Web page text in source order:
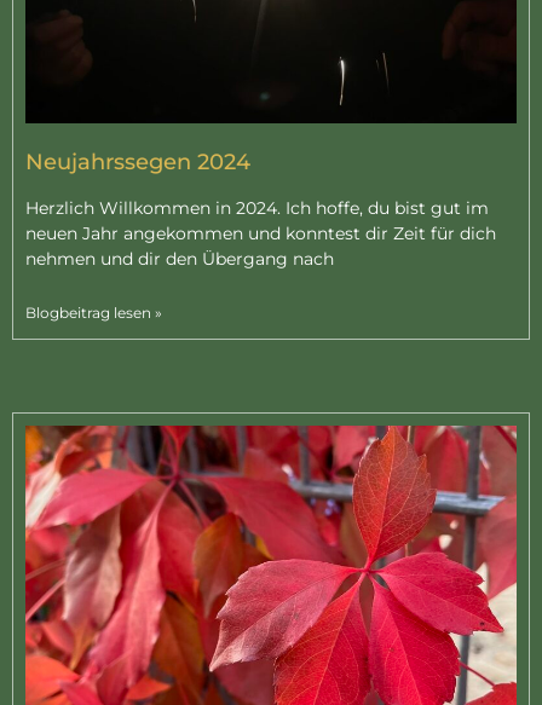
Neujahrssegen 2024
Herzlich Willkommen in 2024. Ich hoffe, du bist gut im
neuen Jahr angekommen und konntest dir Zeit für dich
nehmen und dir den Übergang nach
Blogbeitrag lesen »